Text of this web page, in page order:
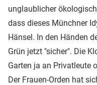
unglaublicher
dass dieses Münchner
Hänsel. In den Händen
Grün jetzt "sicher". Die
Garten ja an Privatleute
Der Frauen-Orden hat